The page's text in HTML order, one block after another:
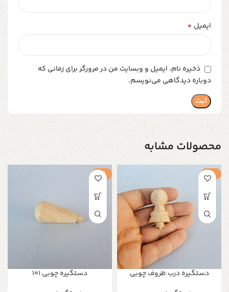
ایمیل *
ذخیره نام، ایمیل و وبسایت من در مرورگر برای زمانی که
دوباره دیدگاهی می‌نویسم.
محصولات مشابه
-1%
دستگیره درب ظروف چوبی
-1%
دستگیره چوبی 101